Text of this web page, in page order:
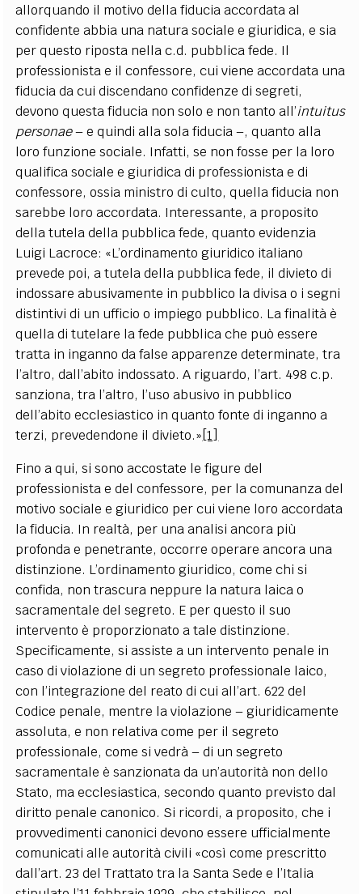
allorquando il motivo della fiducia accordata al
confidente abbia una natura sociale e giuridica, e sia
per questo riposta nella c.d. pubblica fede. Il
professionista e il confessore, cui viene accordata una
fiducia da cui discendano confidenze di segreti,
devono questa fiducia non solo e non tanto all’intuitus
personae– e quindi alla sola fiducia –, quanto alla
loro funzione sociale. Infatti, se non fosse per la loro
qualifica sociale e giuridica di professionista e di
confessore, ossia ministro di culto, quella fiducia non
sarebbe loro accordata. Interessante, a proposito
della tutela della pubblica fede, quanto evidenzia
Luigi Lacroce: «L’ordinamento giuridico italiano
prevede poi, a tutela della pubblica fede, il divieto di
indossare abusivamente in pubblico la divisa o i segni
distintivi di un ufficio o impiego pubblico. La finalità è
quella di tutelare la fede pubblica che può essere
tratta in inganno da false apparenze determinate, tra
l’altro, dall’abito indossato. A riguardo, l’art. 498 c.p.
sanziona, tra l’altro, l’uso abusivo in pubblico
dell’abito ecclesiastico in quanto fonte di inganno a
terzi, prevedendone il divieto.»[1]
Fino a qui, si sono accostate le figure del
professionista e del confessore, per la comunanza del
motivo sociale e giuridico per cui viene loro accordata
la fiducia. In realtà, per una analisi ancora più
profonda e penetrante, occorre operare ancora una
distinzione. L’ordinamento giuridico, come chi si
confida, non trascura neppure la natura laica o
sacramentale del segreto. E per questo il suo
intervento è proporzionato a tale distinzione.
Specificamente, si assiste a un intervento penale in
caso di violazione di un segreto professionale laico,
con l’integrazione del reato di cui all’art. 622 del
Codice penale, mentre la violazione – giuridicamente
assoluta, e non relativa come per il segreto
professionale, come si vedrà – di un segreto
sacramentale è sanzionata da un’autorità non dello
Stato, ma ecclesiastica, secondo quanto previsto dal
diritto penale canonico. Si ricordi, a proposito, che i
provvedimenti canonici devono essere ufficialmente
comunicati alle autorità civili «così come prescritto
dall’art. 23 del Trattato tra la Santa Sede e l’Italia